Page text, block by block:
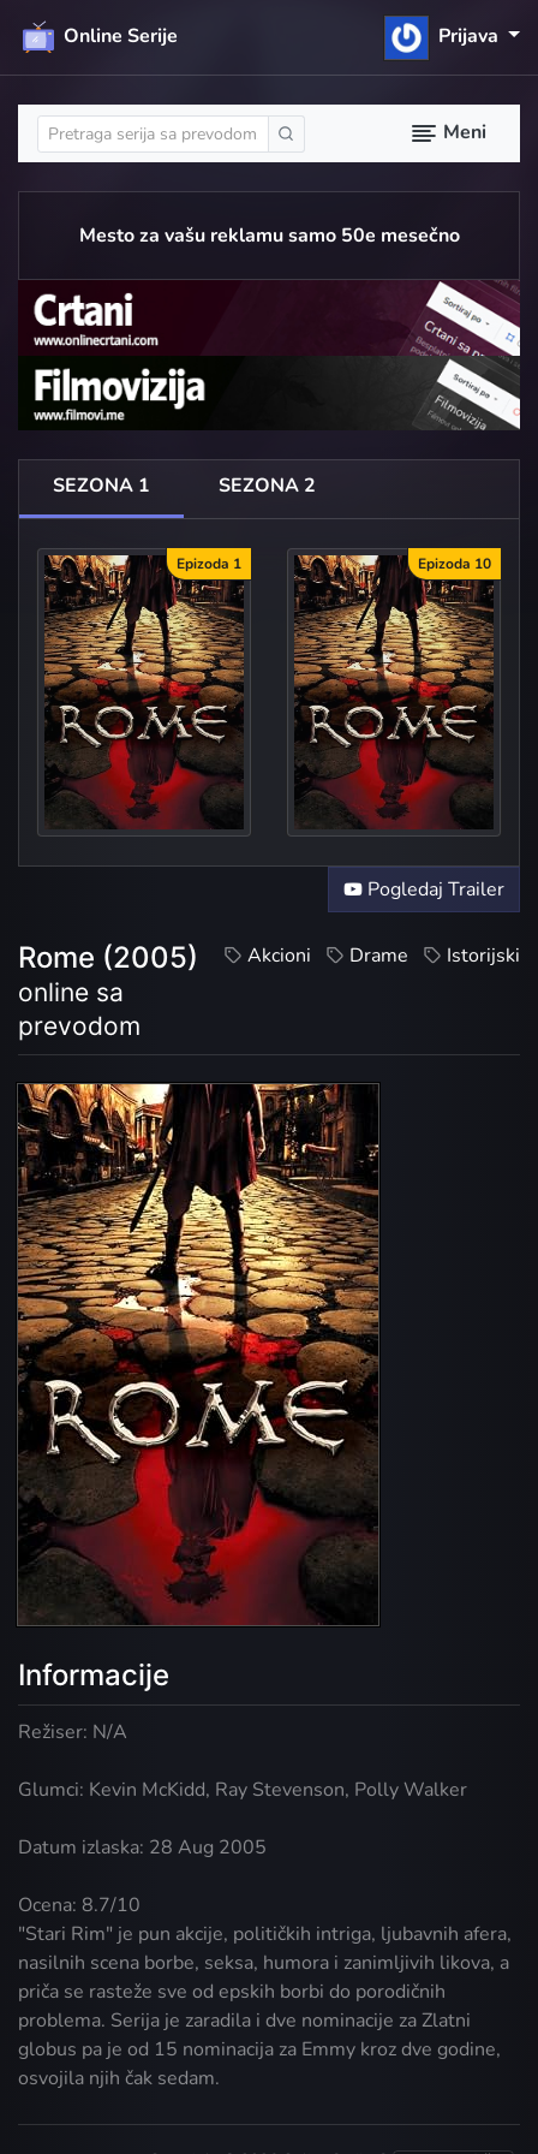
Online Serije Prijava
Meni
Mesto za vašu reklamu samo 50e mesečno
SEZONA 1 SEZONA 2
Epizoda 1
The Stole
Epizoda 10
Pogledaj Trailer
Akcioni Drame Istorijski
Rome (2005)
online sa
prevodom
Informacije
Režiser: N/A
Glumci: Kevin McKidd, Ray Stevenson, Polly Walker
Datum izlaska: 28 Aug 2005
Ocena: 8.7/10
"Stari Rim" je pun akcije, političkih intriga, ljubavnih afera,
nasilnih scena borbe, seksa, humora i zanimljivih likova, a
priča se rasteže sve od epskih borbi do porodičnih
problema. Serija je zaradila i dve nominacije za Zlatni
globus pa je od 15 nominacija za Emmy kroz dve godine,
osvojila njih čak sedam.